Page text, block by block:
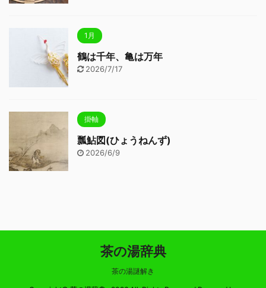
1月
鶴は千年、亀は万年
2026/7/17
掛軸
瓢鮎図(ひょうねんず)
2026/6/9
茶の湯辞典
茶の湯謎解き